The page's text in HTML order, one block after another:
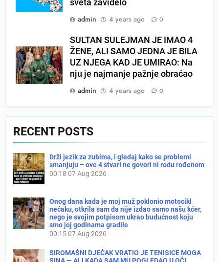
sveta zavidelo
admin
4 years ago 0
SULTAN SULEJMAN JE IMAO 4
ŽENE, ALI SAMO JEDNA JE BILA
UZ NJEGA KAD JE UMIRAO: Na
nju je najmanje pažnje obraćao
admin
4 years ago 0
RECENT POSTS
Drži jezik za zubima, i gledaj kako se problemi
smanjuju – ove 4 stvari ne govori ni rodu rođenom
00:18 07 Aug 2026
Onog dana kada je moj muž poklonio motocikl
nećaku, otkrila sam da nije izdao samo našu kćer,
nego je svojim potpisom ukrao budućnost koju
smo joj godinama gradile
00:1507 Aug 2026
SIROMAŠNI DJEČAK VRATIO JE TENISICE MOGA
SINA — ALI KADA SAM MU POGLEDAO U OČI,